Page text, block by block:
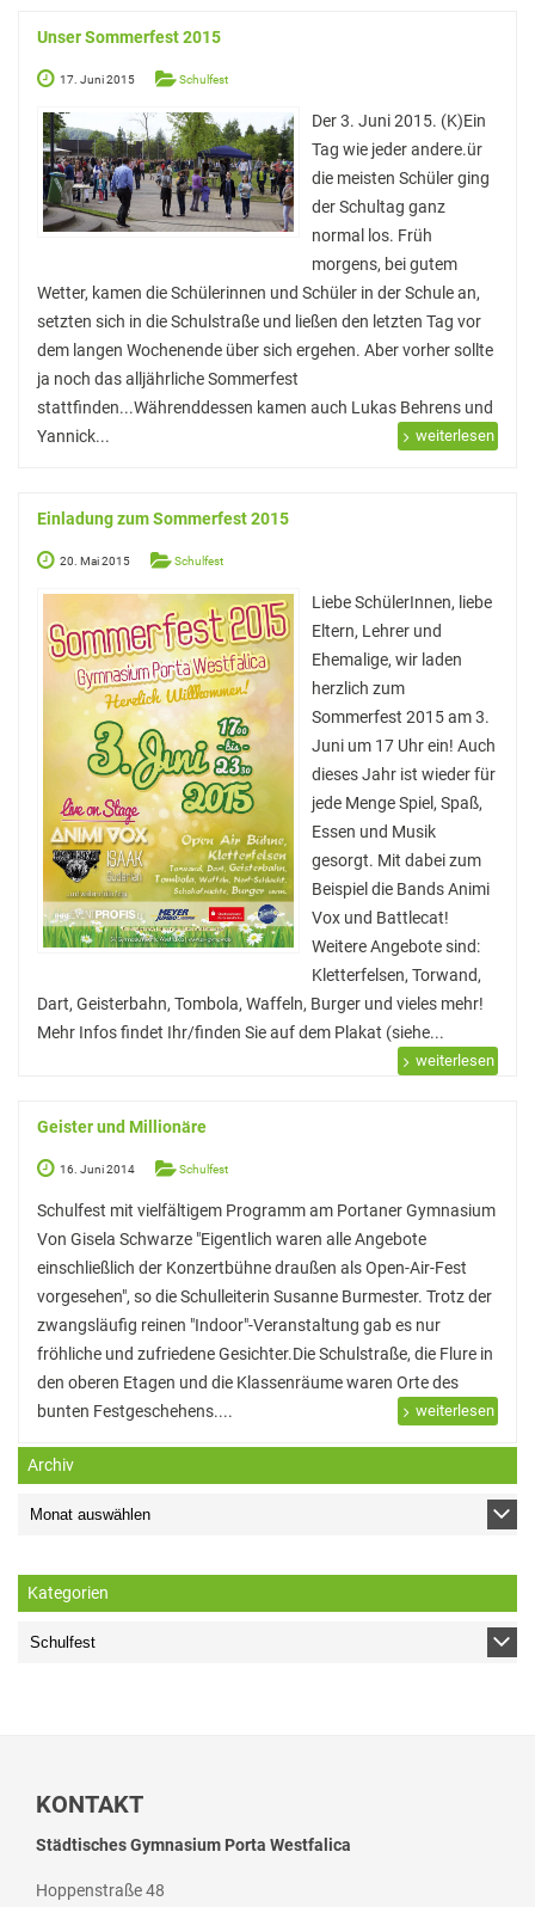
Unser Sommerfest 2015
17. Juni 2015 Schulfest
Der 3. Juni 2015. (K)Ein
Tag wie jeder andere.ür
die meisten Schüler ging
der Schultag ganz
normal los. Früh
morgens, bei gutem
Wetter, kamen die Schülerinnen und Schüler in der Schule an,
setzten sich in die Schulstraße und ließen den letzten Tag vor
dem langen Wochenende über sich ergehen. Aber vorher sollte
ja noch das alljährliche Sommerfest
stattfinden...Währenddessen kamen auch Lukas Behrens und
Yannick...
weiterlesen
Einladung zum Sommerfest 2015
20. Mai 2015 Schulfest
Liebe SchülerInnen, liebe
Eltern, Lehrer und
Ehemalige, wir laden
herzlich zum
Sommerfest 2015 am 3.
Juni um 17 Uhr ein! Auch
dieses Jahr ist wieder für
jede Menge Spiel, Spaß,
Essen und Musik
gesorgt. Mit dabei zum
Beispiel die Bands Animi
Vox und Battlecat!
Weitere Angebote sind:
Kletterfelsen, Torwand,
Dart, Geisterbahn, Tombola, Waffeln, Burger und vieles mehr!
Mehr Infos findet Ihr/finden Sie auf dem Plakat (siehe...
weiterlesen
Geister und Millionäre
16. Juni 2014 Schulfest
Schulfest mit vielfältigem Programm am Portaner Gymnasium
Von Gisela Schwarze "Eigentlich waren alle Angebote
einschließlich der Konzertbühne draußen als Open-Air-Fest
vorgesehen", so die Schulleiterin Susanne Burmester. Trotz der
zwangsläufig reinen "Indoor"-Veranstaltung gab es nur
fröhliche und zufriedene Gesichter.Die Schulstraße, die Flure in
den oberen Etagen und die Klassenräume waren Orte des
bunten Festgeschehens....
weiterlesen
Archiv
Kategorien
KONTAKT
Städtisches Gymnasium Porta Westfalica
Hoppenstraße 48